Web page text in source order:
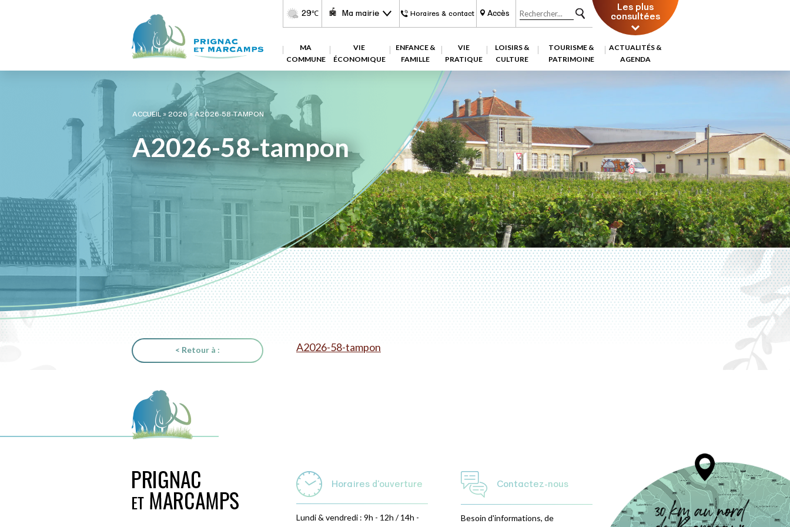
29℃ Ma mairie Horaires & contact Accès Les plus
consultées
MA
COMMUNE
VIE
ÉCONOMIQUE
ENFANCE &
FAMILLE
VIE
PRATIQUE
LOISIRS &
CULTURE
TOURISME &
PATRIMOINE
ACTUALITÉS &
AGENDA
ACCUEIL»2026»A2026-58-TAMPON
A2026-58-tampon
< Retour à : A2026-58-tampon
Horaires d'ouverture
Lundi & vendredi : 9h - 12h / 14h -
Contactez-nous
Besoin d'informations, de